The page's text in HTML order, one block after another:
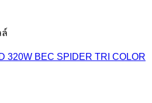
ล์
320W BEC SPIDER TRI COLOR